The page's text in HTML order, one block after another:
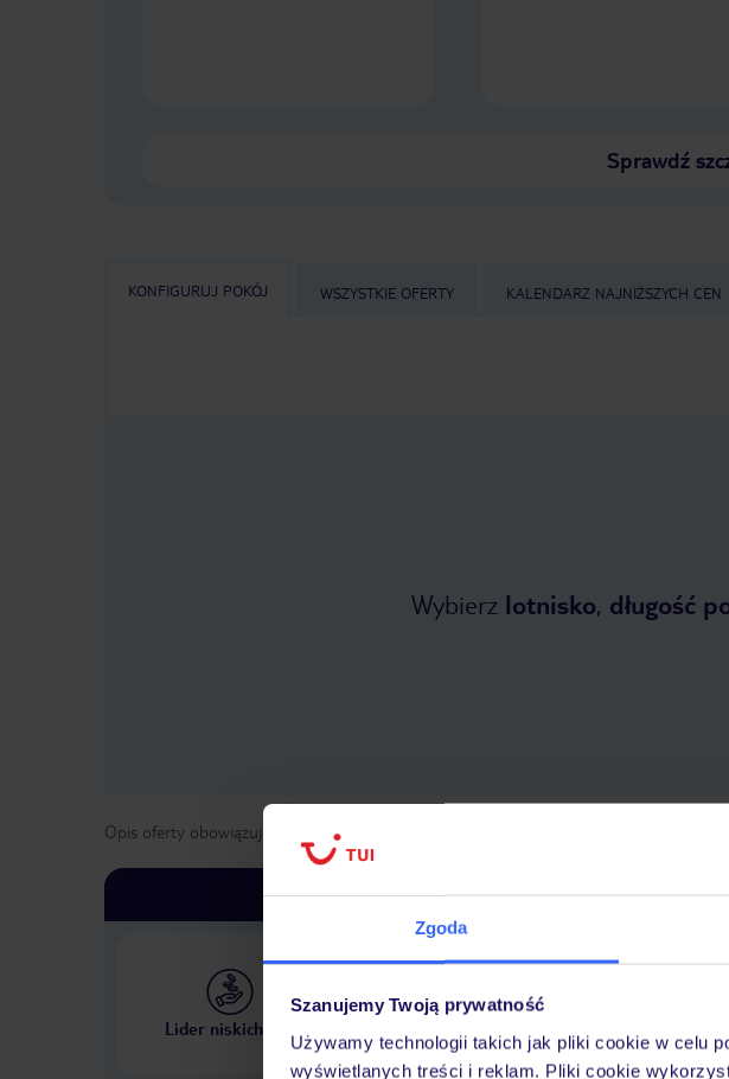
Zgoda
Szanujemy Twoją prywatność
Używamy technologii takich jak pliki cookie w celu
wyświetlanych treści i reklam. Pliki cookie
Sprawdź
KONFIGURUJ POKÓJ WSZYSTKIE OFERTY KALENDARZ NAJNIŻSZYCH CEN
Wybierz lotnisko, długość
Opis oferty obowiązuje dla wyjazdów w terminie
Lider niskich cen
Największe biuro podróży
w Polsce